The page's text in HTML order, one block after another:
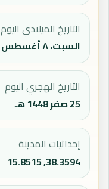
التاريخ الميلادي اليوم
السبت، ٨ أغسطس ٢٠٢٦
التاريخ الهجري اليوم
25 صفر 1448 هـ
إحداثيات المدينة
38.3594, 15.8515